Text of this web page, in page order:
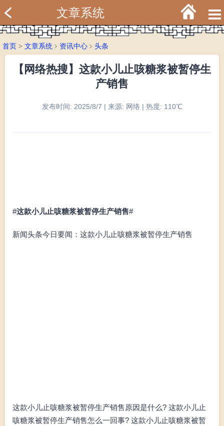
文章系统
首页 > 文章系统 ﹥ 资讯中心 ﹥ 头条
【网络热搜】这款小儿止咳糖浆被暂停生
产销售
发布时间: 2025/8/7 | 来源: 网络 | 热度: 110℃
#这款小儿止咳糖浆被暂停生产销售#
新闻头条今日要闻：这款小儿止咳糖浆被暂停生产销售
这款小儿止咳糖浆被暂停生产销售原因是什么? 这款小儿止
咳糖浆被暂停生产销售怎么一回事? 这款小儿止咳糖浆被暂